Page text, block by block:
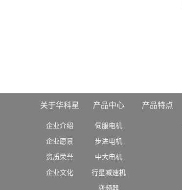
关于华科星
企业介绍
企业愿景
资质荣誉
企业文化
产品中心
伺服电机
步进电机
中大电机
行星减速机
变频器
产品特点